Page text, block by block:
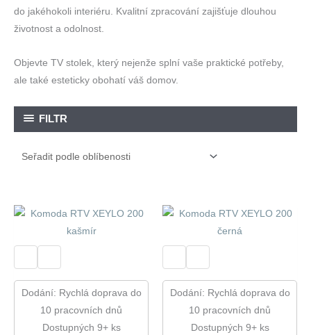
do jakéhokoli interiéru. Kvalitní zpracování zajišťuje dlouhou
životnost a odolnost.
Objevte TV stolek, který nejenže splní vaše praktické potřeby,
ale také esteticky obohatí váš domov.
FILTR
Dodání: Rychlá doprava do
10 pracovních dnů
Dostupných 9+ ks
Dodání: Rychlá doprava do
10 pracovních dnů
Dostupných 9+ ks